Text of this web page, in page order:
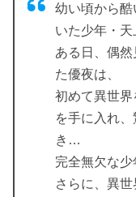
幼い頃から
いた少年・天
ある日、偶
た優夜は、
初めて異世
を手に入れ
き…
完全無欠な少
さらに、異